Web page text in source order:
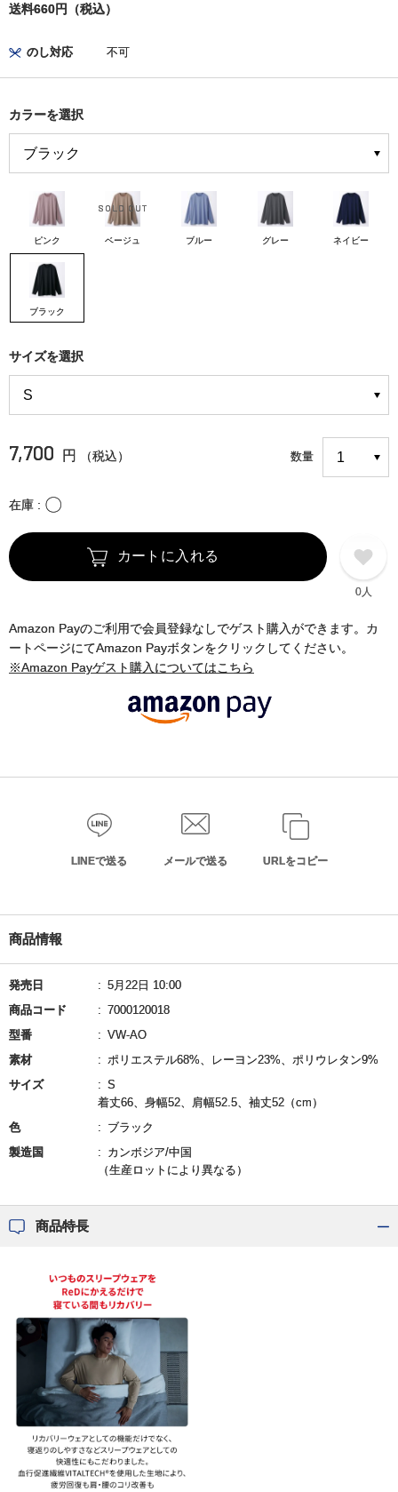
送料660円（税込）
のし対応 不可
カラーを選択
ピンク ベージュ ブルー グレー ネイビー
ブラック
サイズを選択
7,700 円 （税込） 数量
在庫 〇
カートに入れる
0人
Amazon Payのご利用で会員登録なしでゲスト購入ができます。カ
ートページにてAmazon Payボタンをクリックしてください。
※Amazon Payゲスト購入についてはこちら
LINEで送る メールで送る URLをコピー
商品情報
発売日
5月22日 10:00
商品コード
7000120018
型番
VW-AO
素材
ポリエステル68%、レーヨン23%、ポリウレタン9%
サイズ
S
着丈66、身幅52、肩幅52.5、袖丈52（cm）
色
ブラック
製造国
カンボジア/中国
（生産ロットにより異なる）
商品特長